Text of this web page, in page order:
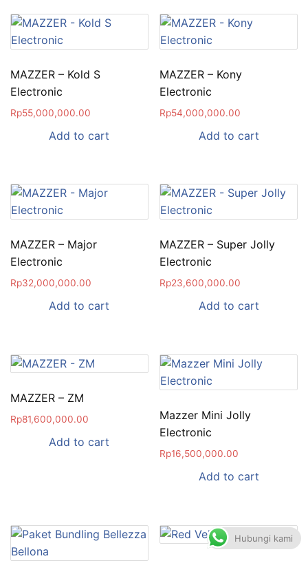
MAZZER – Kold S
Electronic
Rp55,000,000.00
Add to cart
MAZZER – Kony
Electronic
Rp54,000,000.00
Add to cart
MAZZER – Major
Electronic
Rp32,000,000.00
Add to cart
MAZZER – Super Jolly
Electronic
Rp23,600,000.00
Add to cart
MAZZER – ZM
Rp81,600,000.00
Add to cart
Mazzer Mini Jolly
Electronic
Rp16,500,000.00
Add to cart
Hubungi kami